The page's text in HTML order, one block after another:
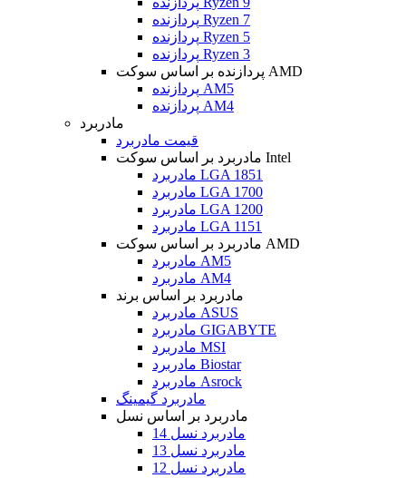
پردازنده Ryzen 7
پردازنده Ryzen 5
پردازنده Ryzen 3
پردازنده بر اساس سوکت AMD
پردازنده AM5
پردازنده AM4
مادربرد
قیمت مادربرد
مادربرد بر اساس سوکت Intel
مادربرد LGA 1851
مادربرد LGA 1700
مادربرد LGA 1200
مادربرد LGA 1151
مادربرد بر اساس سوکت AMD
مادربرد AM5
مادربرد AM4
مادربرد بر اساس برند
مادربرد ASUS
مادربرد GIGABYTE
مادربرد MSI
مادربرد Biostar
مادربرد Asrock
مادربرد گیمینگ
مادربرد بر اساس نسل
مادربرد نسل 14
مادربرد نسل 13
مادربرد نسل 12